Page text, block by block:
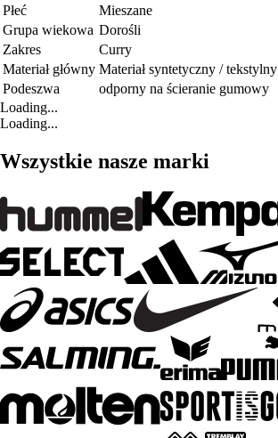
Płeć
Mieszane
Grupa wiekowa Dorośli
Zakres
Curry
Materiał główny Materiał syntetyczny / tekstylny
Podeszwa
odporny na ścieranie gumowy
Loading...
Loading...
Wszystkie nasze marki